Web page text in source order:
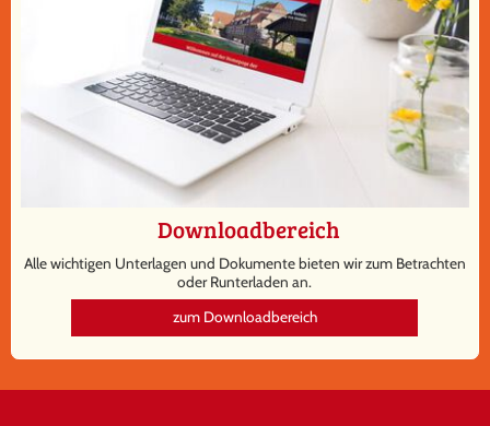
Downloadbereich
Alle wichtigen Unterlagen und Dokumente bieten wir zum Betrachten
oder Runterladen an.
zum Downloadbereich